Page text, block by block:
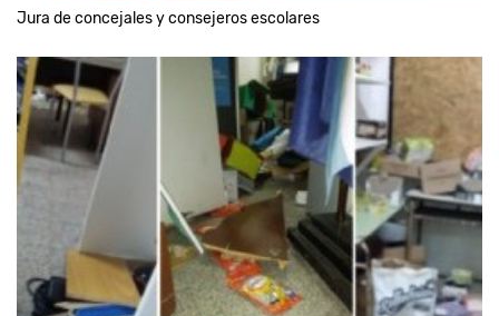
Jura de concejales y consejeros escolares